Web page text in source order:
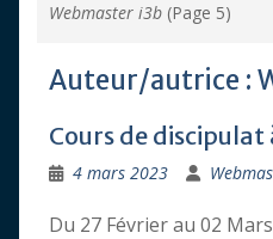
Webmaster i3b(Page 5)
Auteur/autrice :
Cours de discipulat
4 mars 2023
Du 27 Février au 02